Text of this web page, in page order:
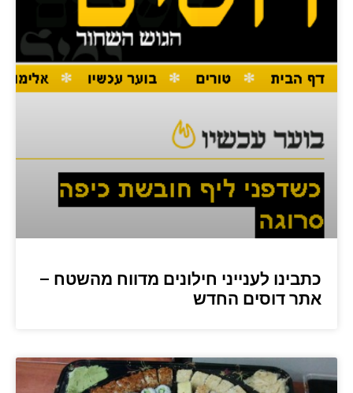
כתבינו לענייני חילונים מדווח מהשטח –
אתר דוסים החדש